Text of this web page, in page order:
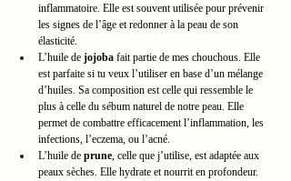
inflammatoire. Elle est souvent utilisée pour prévenir
les signes de l’âge et redonner à la peau de son
élasticité.
L’huile de jojoba fait partie de mes chouchous. Elle
est parfaite si tu veux l’utiliser en base d’un mélange
d’huiles. Sa composition est celle qui ressemble le
plus à celle du sébum naturel de notre peau. Elle
permet de combattre efficacement l’inflammation, les
infections, l’eczema, ou l’acné.
L’huile de prune, celle que j’utilise, est adaptée aux
peaux sèches. Elle hydrate et nourrit en profondeur.